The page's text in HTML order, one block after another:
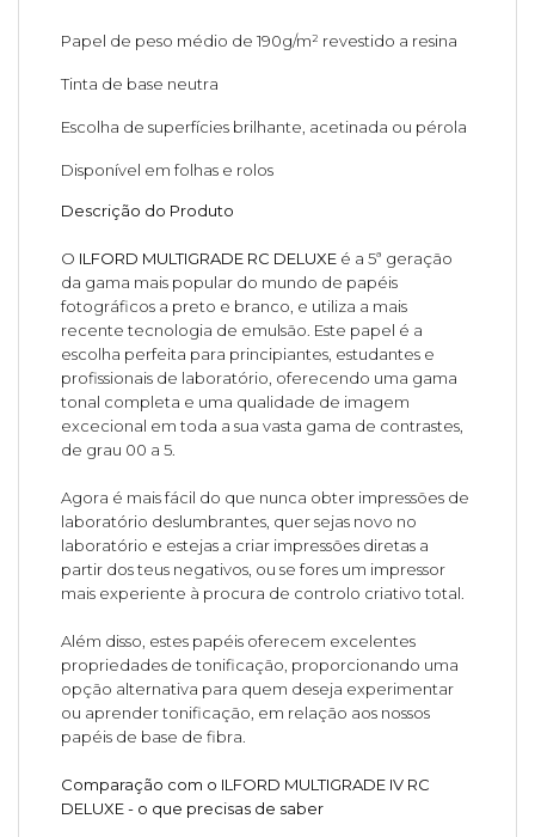
Papel de peso médio de 190g/m² revestido a resina
Tinta de base neutra
Escolha de superfícies brilhante, acetinada ou pérola
Disponível em folhas e rolos
Descrição do Produto
O ILFORD MULTIGRADE RC DELUXE é a 5ª geração
da gama mais popular do mundo de papéis
fotográficos a preto e branco, e utiliza a mais
recente tecnologia de emulsão. Este papel é a
escolha perfeita para principiantes, estudantes e
profissionais de laboratório, oferecendo uma gama
tonal completa e uma qualidade de imagem
excecional em toda a sua vasta gama de contrastes,
de grau 00 a 5.
Agora é mais fácil do que nunca obter impressões de
laboratório deslumbrantes, quer sejas novo no
laboratório e estejas a criar impressões diretas a
partir dos teus negativos, ou se fores um impressor
mais experiente à procura de controlo criativo total.
Além disso, estes papéis oferecem excelentes
propriedades de tonificação, proporcionando uma
opção alternativa para quem deseja experimentar
ou aprender tonificação, em relação aos nossos
papéis de base de fibra.
Comparação com o ILFORD MULTIGRADE IV RC
DELUXE - o que precisas de saber